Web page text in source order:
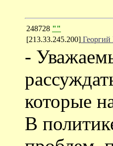
248728 ""
[213.33.245.200] Георгий
-
которые
В